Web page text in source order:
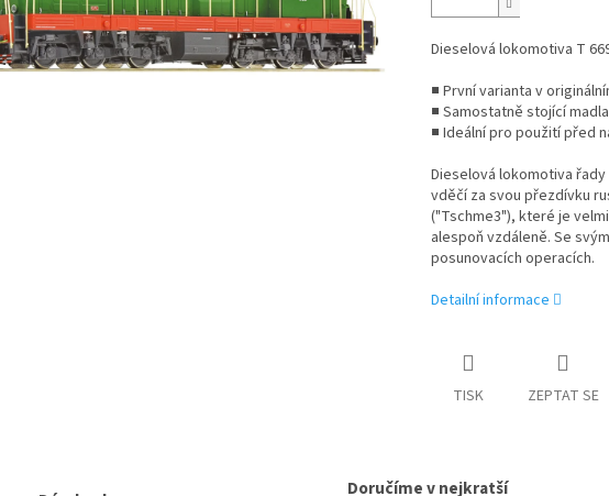
Dieselová lokomotiva T
■ První varianta v
■ Samostatně stojící
■ Ideální pro použití před
Dieselová lokomotiva
vděčí za svou přezdívku
("Tschme3"), které je
alespoň vzdáleně. Se
posunovacích operacích.
Detailní informace
TISK ZEPTAT SE
Doručíme v nejkratší